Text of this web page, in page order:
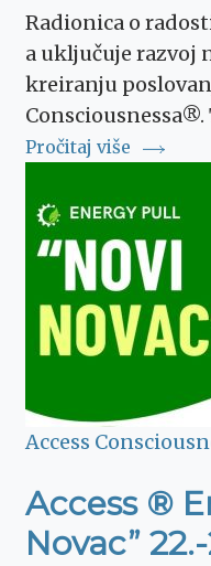
Radionica o
a uključuje razvoj
kreiranju
Consciousnessa®.
Pročitaj više
Access
Access ®
Novac”